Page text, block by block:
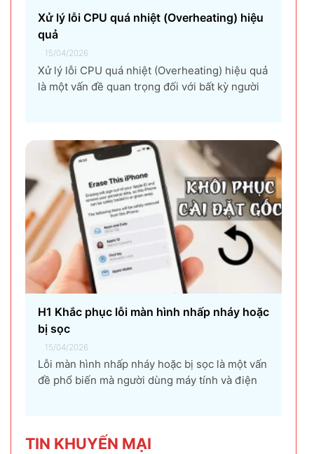
Xử lý lỗi CPU quá nhiệt (Overheating) hiệu
quả
15/04/2026
Xử lý lỗi CPU quá nhiệt (Overheating) hiệu quả
là một vấn đề quan trọng đối với bất kỳ người
gây ra...
H1 Khắc phục lỗi màn hình nhấp nháy hoặc
bị sọc
15/04/2026
Lỗi màn hình nhấp nháy hoặc bị sọc là một vấn
đề phổ biến mà người dùng máy tính và điện
nhân...
TIN KHUYẾN MẠI